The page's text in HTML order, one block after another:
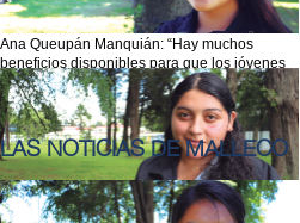
Ana Queupán Manquián: “Hay muchos
beneficios disponibles para que los jóvenes
puedan llegar a la universidad”
Natali Arévalo "La Gratuidad es un beneficio
de gran ayuda y que otorga muchas
LAS NOTICIAS DE MALLECO